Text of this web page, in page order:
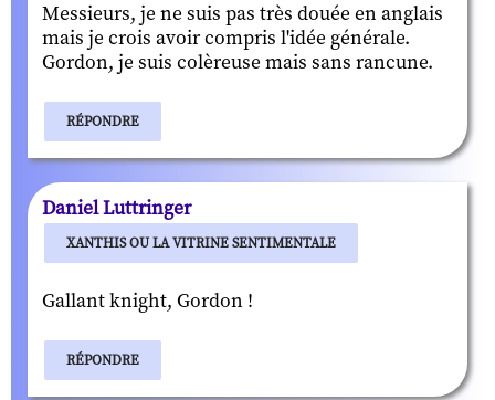
Messieurs, je ne suis pas très douée en anglais
mais je crois avoir compris l'idée générale.
Gordon, je suis colèreuse mais sans rancune.
RÉPONDRE
Daniel Luttringer
XANTHIS OU LA VITRINE SENTIMENTALE
Gallant knight, Gordon !
RÉPONDRE